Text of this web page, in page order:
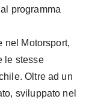
programma
nel Motorsport,
le stesse
Oltre ad un
sviluppato nel